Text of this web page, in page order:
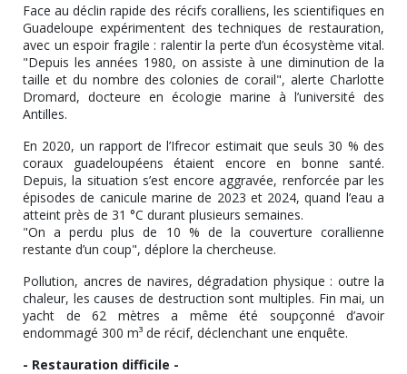
Face au déclin rapide des récifs coralliens, les scientifiques en
Guadeloupe expérimentent des techniques de restauration,
avec un espoir fragile : ralentir la perte d’un écosystème vital.
"Depuis les années 1980, on assiste à une diminution de la
taille et du nombre des colonies de corail", alerte Charlotte
Dromard, docteure en écologie marine à l’université des
Antilles.
En 2020, un rapport de l’Ifrecor estimait que seuls 30 % des
coraux guadeloupéens étaient encore en bonne santé.
Depuis, la situation s’est encore aggravée, renforcée par les
épisodes de canicule marine de 2023 et 2024, quand l’eau a
atteint près de 31 °C durant plusieurs semaines.
"On a perdu plus de 10 % de la couverture corallienne
restante d’un coup", déplore la chercheuse.
Pollution, ancres de navires, dégradation physique : outre la
chaleur, les causes de destruction sont multiples. Fin mai, un
yacht de 62 mètres a même été soupçonné d’avoir
endommagé 300 m³ de récif, déclenchant une enquête.
- Restauration difficile -